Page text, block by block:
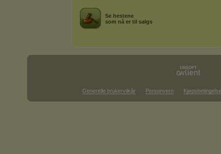
Se hestene
som nå er til salgs
Generelle brukervilkår Personvern